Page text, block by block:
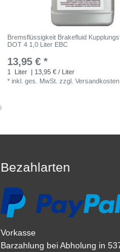
Bremsflüssigkeit Brakefluid
DOT 4 1,0 Liter EBC
13,95 € *
1 Liter
| 13,95 € / Liter
*inkl. ges. MwSt. zzgl.Versandkosten
Bezahlarten
Vorkasse
Barzahlung bei Abholung in